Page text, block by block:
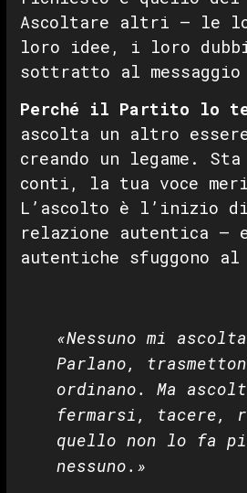
Ascoltare altri — le
loro idee, i loro dubbi
sottratto al
Perché il Partito lo
ascolta un altro
creando un legame.
conti, la tua voce
L’ascolto è l’inizio
relazione autentica —
autentiche sfuggono
«Nessuno mi
Parlano,
ordinano. Ma
fermarsi, tacere,
quello non lo fa
nessuno.»